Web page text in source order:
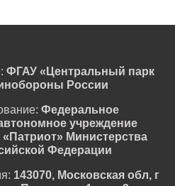
ФГАУ «Центральный парк
России
Федеральное
учреждение
Министерства
Федерации
143070, Московская обл, г